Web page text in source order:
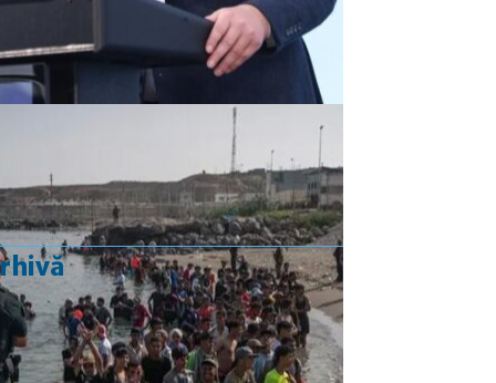
Convertor valutar
»
Rezultat:
mai 2023
L Ma Mi J V S D